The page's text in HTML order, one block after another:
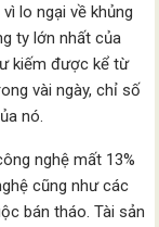
lo ngại về khủng
ty lớn nhất của
kiếm được kể từ
vài ngày, chỉ số
nó.
nghệ mất 13%
cũng như các
bán tháo. Tài sản